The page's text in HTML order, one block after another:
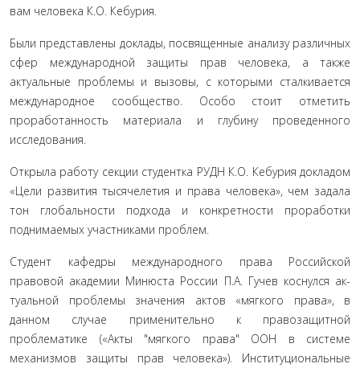
вам человека К.О. Кебурия.
Были представлены доклады, посвященные анализу раз­личных
сфер международной защиты прав человека, а также
актуальные проблемы и вызовы, с которыми сталкивается
международное сообщество. Особо стоит отметить
прорабо­танность материала и глубину проведенного
исследования.
Открыла работу секции студентка РУДН К.О. Кебурия докладом
«Цели развития тысячелетия и права человека», чем задала
тон глобальности подхода и конкретности проработки
поднимаемых участниками проблем.
Студент кафедры международного права Российской
правовой академии Минюста России П.А. Гучев коснулся ак­
туальной проблемы значения актов «мягкого права», в
данном случае применительно к правозащитной
проблематике («Акты "мягкого права" ООН в системе
механизмов защиты прав че­ловека»). Институциональные